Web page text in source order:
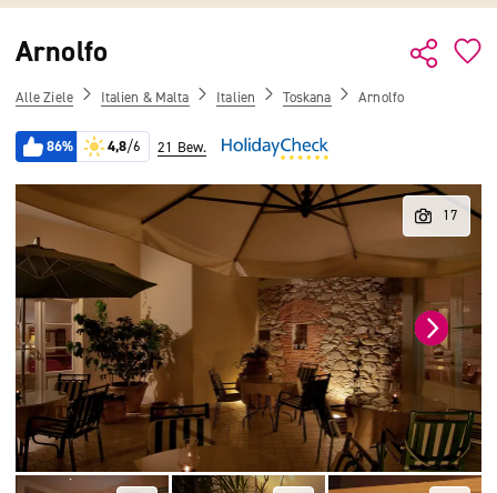
Arnolfo
Alle Ziele Italien & Malta Italien Toskana Arnolfo
86% 4,8/6 21 Bew.